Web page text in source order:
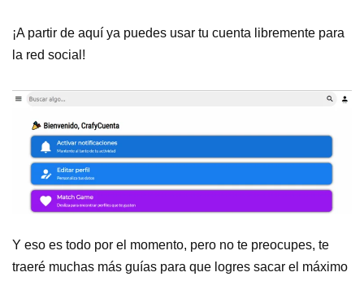
¡A partir de aquí ya puedes usar tu cuenta libremente para
la red social!
Y eso es todo por el momento, pero no te preocupes, te
traeré muchas más guías para que logres sacar el máximo